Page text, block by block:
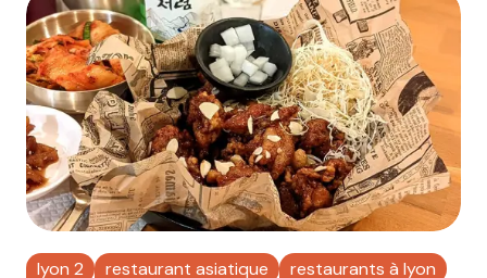
lyon 2 restaurant asiatique restaurants à lyon